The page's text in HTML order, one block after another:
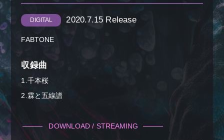
DIGITAL 2020.7.15 Release
FABTONE
収録曲
1.千本桜
2.霖と五線譜
DOWNLOAD / STREAMING